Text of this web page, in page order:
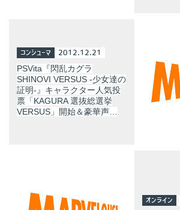
コンシューマ 2012.12.21
PSVita『閃乱カグラ
SHINOVI VERSUS -少女達の
証明-』キャラクター人気投
票「KAGURA 選抜総選挙
VERSUS」開始＆豪華声…
オンライン